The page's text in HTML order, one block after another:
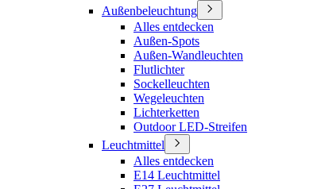
Außenbeleuchtung
Alles entdecken
Außen-Spots
Außen-Wandleuchten
Flutlichter
Sockelleuchten
Wegeleuchten
Lichterketten
Outdoor LED-Streifen
Leuchtmittel
Alles entdecken
E14 Leuchtmittel